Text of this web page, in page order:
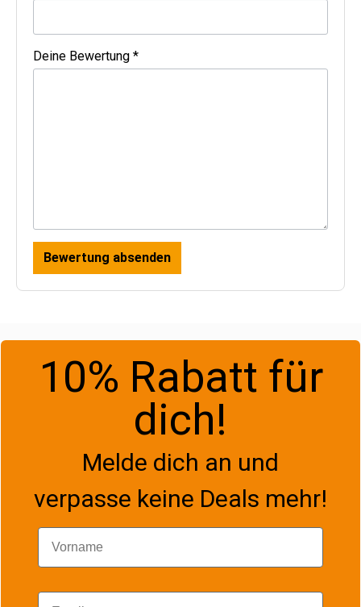
Deine Bewertung *
Bewertung absenden
10% Rabatt für
dich!
Melde dich an und
verpasse keine Deals mehr!
Vorname
Email